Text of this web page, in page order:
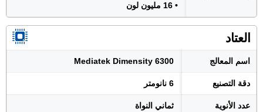
• 16 مليون لون
العتاد
اسم المعالج Mediatek Dimensity 6300
دقة التصنيع 6 نانومتر
عدد الأنوية ثماني النواة